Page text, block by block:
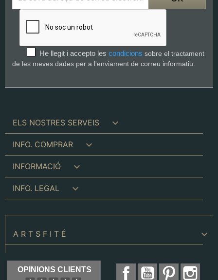
He llegit i accepto les condicions sobre el tractament
de les meves dades per a l'enviament de correu informatiu.
ELS NOSTRES SERVEIS 
INFO. COMPRAR 
INFORMACIÓ 
INFO. LEGAL 
A R T S F I T É keyboard_arrow_down
FacebookYouTubePinterest
OPINIONS CLIENTS